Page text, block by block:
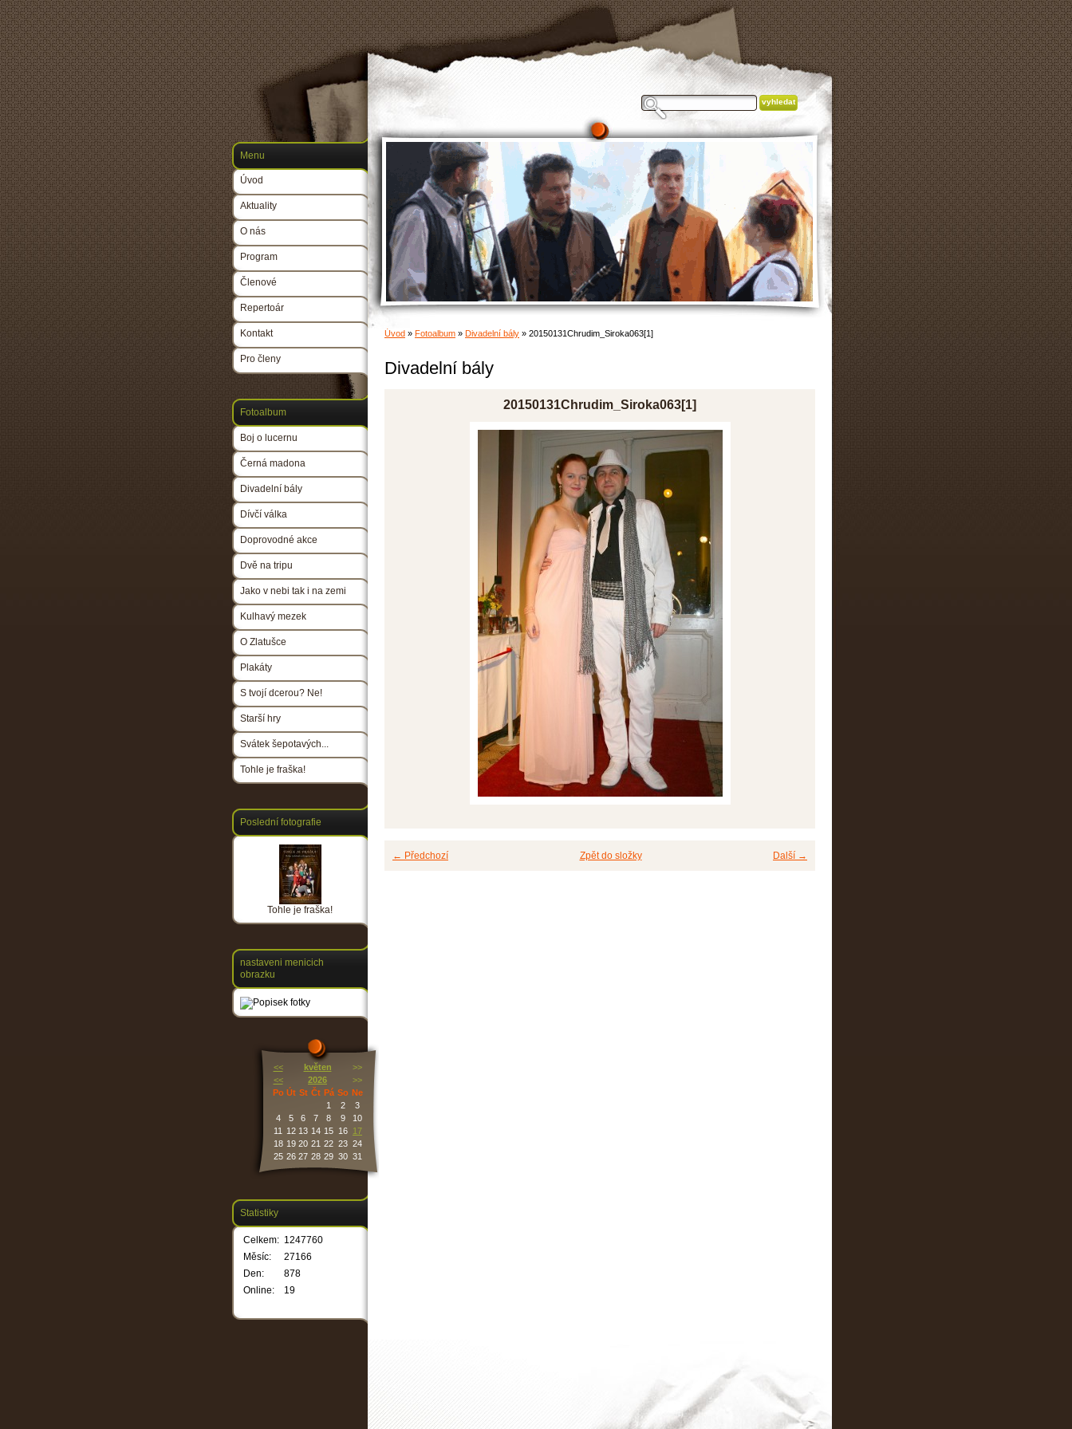
Úvod » Fotoalbum » Divadelní bály » 20150131Chrudim_Siroka063[1]
Divadelní bály
20150131Chrudim_Siroka063[1]
← Předchozí Další →
Zpět do složky
Menu
Úvod
Aktuality
O nás
Program
Členové
Repertoár
Kontakt
Pro členy
Fotoalbum
Boj o lucernu
Černá madona
Divadelní bály
Dívčí válka
Doprovodné akce
Dvě na tripu
Jako v nebi tak i na zemi
Kulhavý mezek
O Zlatušce
Plakáty
S tvojí dcerou? Ne!
Starší hry
Svátek šepotavých...
Tohle je fraška!
Poslední fotografie
Tohle je fraška!
nastaveni menicich
obrazku
<< květen
>>
<<
2026
>>
Po Út St Čt Pá So Ne
1
2
3
4
5 6 7 8 9
10
11
12 13 14 15 16
17
18 19 20 21 22 23 24
25 26 27 28 29 30 31
Statistiky
Online: 19
Celkem: 1247760
Měsíc:
27166
Den:
878